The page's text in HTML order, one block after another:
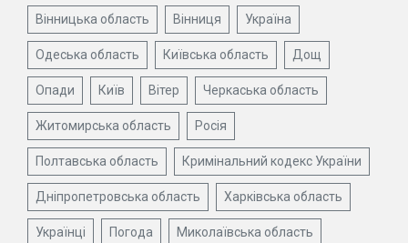
Вінницька область Вінниця Україна
Одеська область Київська область Дощ
Опади Київ Вітер Черкаська область
Житомирська область Росія
Полтавська область Кримінальний кодекс України
Дніпропетровська область Харківська область
Українці Погода Миколаївська область